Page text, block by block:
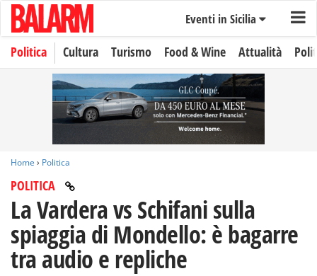
Eventi in Sicilia
Politica Cultura Turismo Food & Wine Attualità
Home › Politica
POLITICA
La Vardera vs Schifani sulla
spiaggia di Mondello: è bagarre
tra audio e repliche